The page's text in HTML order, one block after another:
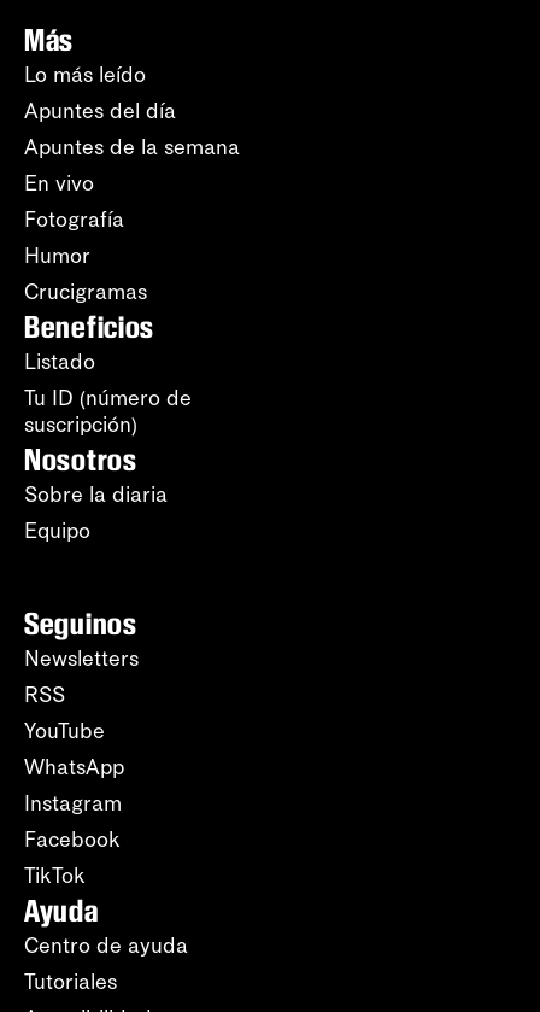
Más
Lo más leído
Apuntes del día
Apuntes de la semana
En vivo
Fotografía
Humor
Crucigramas
Beneficios
Listado
Tu ID (número de
suscripción)
Nosotros
Sobre la diaria
Equipo
Seguinos
Newsletters
RSS
YouTube
WhatsApp
Instagram
Facebook
TikTok
Ayuda
Centro de ayuda
Tutoriales